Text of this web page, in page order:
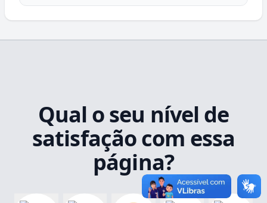
Qual o seu nível de
satisfação com essa
página?